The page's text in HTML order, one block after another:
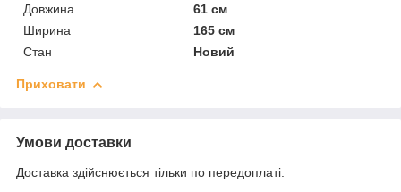
Довжина
61 см
Ширина
165 см
Стан
Новий
Приховати
Умови доставки
Доставка здійснюється тільки по передоплаті.